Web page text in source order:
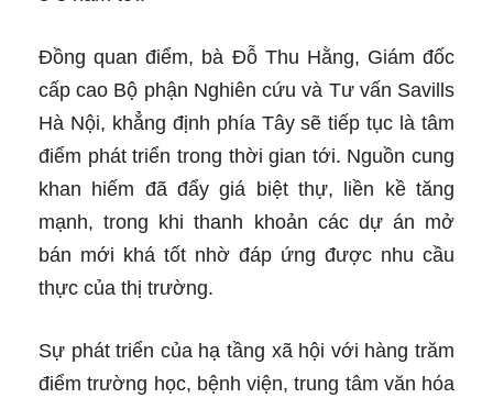
Đồng quan điểm, bà Đỗ Thu Hằng, Giám đốc
cấp cao Bộ phận Nghiên cứu và Tư vấn Savills
Hà Nội, khẳng định phía Tây sẽ tiếp tục là tâm
điểm phát triển trong thời gian tới. Nguồn cung
khan hiếm đã đẩy giá biệt thự, liền kề tăng
mạnh, trong khi thanh khoản các dự án mở
bán mới khá tốt nhờ đáp ứng được nhu cầu
thực của thị trường.
Sự phát triển của hạ tầng xã hội với hàng trăm
điểm trường học, bệnh viện, trung tâm văn hóa